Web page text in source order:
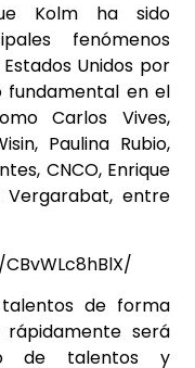
Kolm ha sido
fenómenos
Unidos por
fundamental en el
Carlos Vives,
Paulina Rubio,
CNCO, Enrique
Vergarabat, entre
de forma
rápidamente será
de talentos y